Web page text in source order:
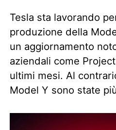
Tesla sta lavorando
produzione della
un aggiornamento
aziendali come
ultimi mesi. Al
Model Y sono state